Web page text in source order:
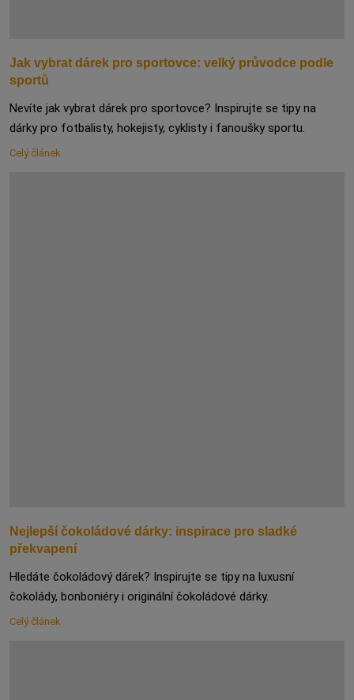
Jak vybrat dárek pro sportovce: velký průvodce podle
sportů
Nevíte jak vybrat dárek pro sportovce? Inspirujte se tipy na
dárky pro fotbalisty, hokejisty, cyklisty i fanoušky sportu.
Celý článek
Nejlepší čokoládové dárky: inspirace pro sladké
překvapení
Hledáte čokoládový dárek? Inspirujte se tipy na luxusní
čokolády, bonboniéry i originální čokoládové dárky.
Celý článek